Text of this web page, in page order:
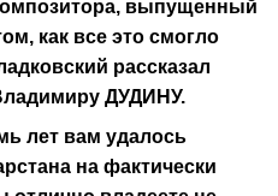
выпущенный
как все это смогло
рассказал
ДУДИНУ.
лет вам удалось
на фактически